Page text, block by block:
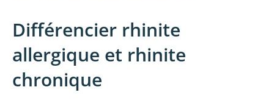
Différencier rhinite
allergique et rhinite
chronique